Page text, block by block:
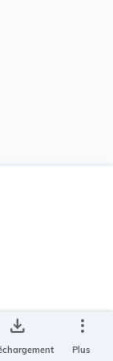
save_alt more_vert
Plus